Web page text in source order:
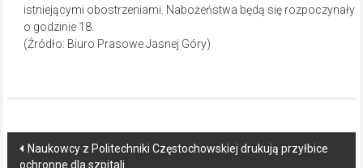
istniejącymi obostrzeniami. Nabożeństwa będą się rozpoczynały
o godzinie 18.
(Źródło: Biuro Prasowe Jasnej Góry)
Post
Naukowcy z Politechniki Częstochowskiej drukują przyłbice
ochronne dla szpitali